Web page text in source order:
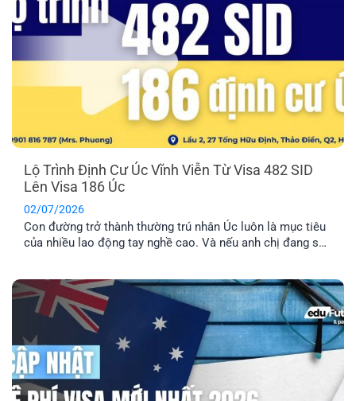
Lộ Trình Định Cư Úc Vĩnh Viễn Từ Visa 482 SID
Lên Visa 186 Úc
02/07/2026
Con đường trở thành thường trú nhân Úc luôn là mục tiêu
của nhiều lao động tay nghề cao. Và nếu anh chị đang sở
trình chi tiết để chuyển đổi từ visa tạm trú này sang visa
186 Úc, mở ra cánh cửa định cư lâu dài.